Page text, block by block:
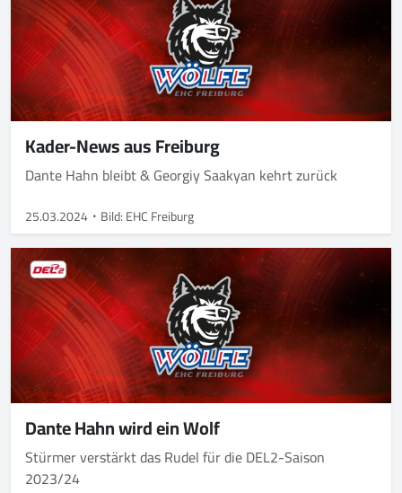
Kader-News aus Freiburg
Dante Hahn bleibt & Georgiy Saakyan kehrt zurück
25.03.2024 Bild: EHC Freiburg
Dante Hahn wird ein Wolf
Stürmer verstärkt das Rudel für die DEL2-Saison
2023/24